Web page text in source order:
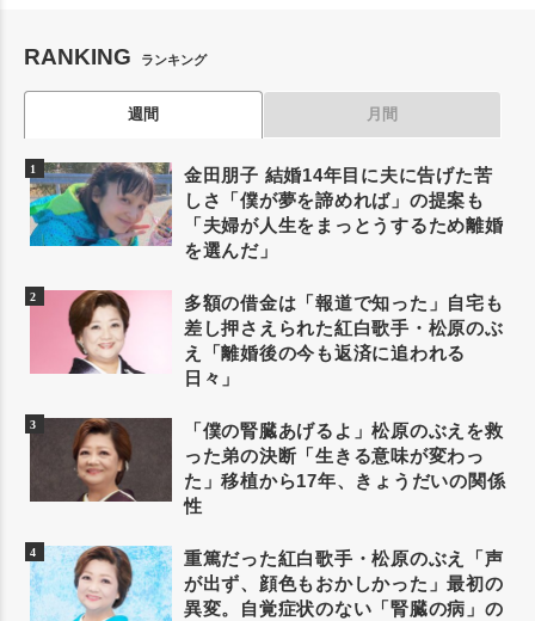
RANKING ランキング
週間 月間
金田朋子 結婚14年目に夫に告げた苦
しさ「僕が夢を諦めれば」の提案も
「夫婦が人生をまっとうするため離婚
を選んだ」
多額の借金は「報道で知った」自宅も
差し押さえられた紅白歌手・松原のぶ
え「離婚後の今も返済に追われる
日々」
「僕の腎臓あげるよ」松原のぶえを救
った弟の決断「生きる意味が変わっ
た」移植から17年、きょうだいの関係
性
重篤だった紅白歌手・松原のぶえ「声
が出ず、顔色もおかしかった」最初の
異変。自覚症状のない「腎臓の病」の